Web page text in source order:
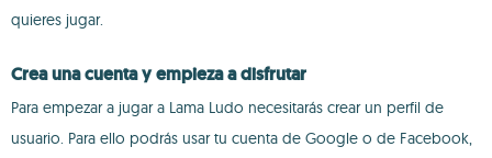
quieres jugar.
Crea una cuenta y empieza a disfrutar
Para empezar a jugar a Lama Ludo necesitarás crear un perfil de
usuario. Para ello podrás usar tu cuenta de Google o de Facebook,